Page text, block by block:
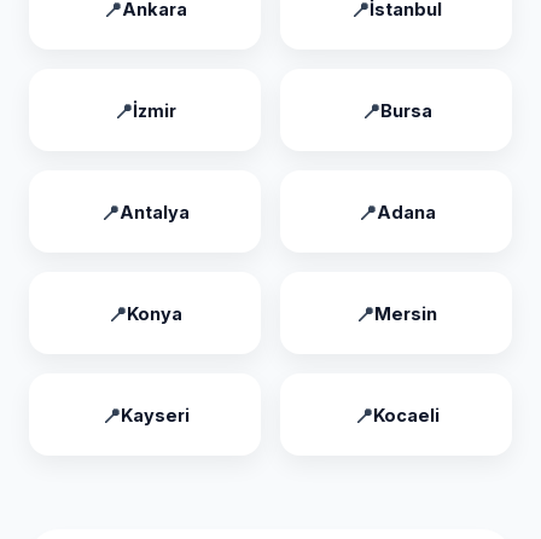
Ankara İstanbul
İzmir Bursa
Antalya Adana
Konya Mersin
Kayseri Kocaeli